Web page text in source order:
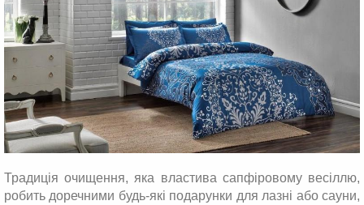
Традиція очищення, яка властива сапфіровому весіллю,
робить доречними будь-які подарунки для лазні або сауни,